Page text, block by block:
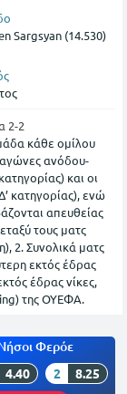
Sargsyan (14.530)
2-2
κάθε ομίλου
αγώνες ανόδου-
και οι
κατηγορίας), ενώ
απευθείας
τους ματς
2. Συνολικά ματς
εκτός έδρας
έδρας νίκες,
της ΟΥΕΦΑ.
Φερόε
4.40 2 8.25